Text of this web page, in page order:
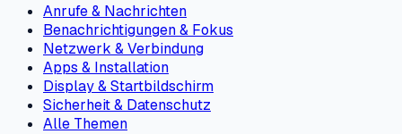
Anrufe & Nachrichten
Benachrichtigungen & Fokus
Netzwerk & Verbindung
Apps & Installation
Display & Startbildschirm
Sicherheit & Datenschutz
Alle Themen